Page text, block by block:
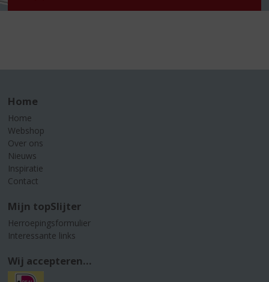
Home
Home
Webshop
Over ons
Nieuws
Inspiratie
Contact
Mijn topSlijter
Herroepingsformulier
Interessante links
Wij accepteren...